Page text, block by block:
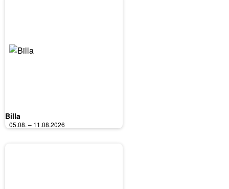
Billa
05.08. – 11.08.2026